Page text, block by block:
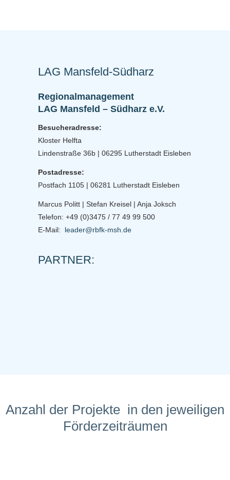
LAG Mansfeld-Südharz
Regionalmanagement
LAG Mansfeld – Südharz e.V.
Besucheradresse:
Kloster Helfta
Lindenstraße 36b | 06295 Lutherstadt Eisleben
Postadresse:
Postfach 1105 | 06281 Lutherstadt Eisleben
Marcus Politt | Stefan Kreisel | Anja Joksch
Telefon: +49 (0)3475 / 77 49 99 500
E-Mail: leader@rbfk-msh.de
PARTNER:
Anzahl der Projekte in den jeweiligen
Förderzeiträumen